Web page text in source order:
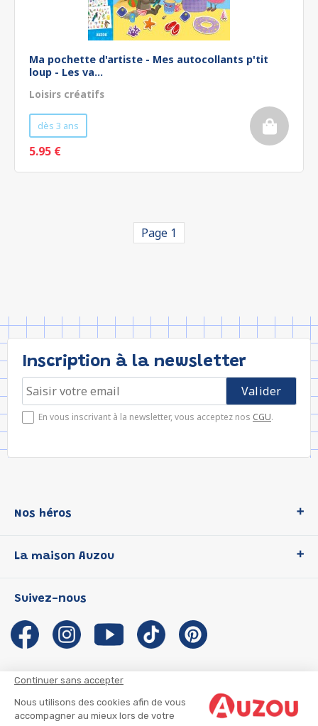
Continuer sans accepter
Nous utilisons des cookies afin de vous
accompagner au mieux lors de votre
Ma pochette d'artiste - Mes autocollants p'tit
loup - Les va...
Loisirs créatifs
dès 3 ans
5.95 €
Page 1
Inscription à la newsletter
En vous inscrivant à la newsletter, vous acceptez nos CGU.
Nos héros
P'tit Loup
Les Influenceuses
Migali
Petite Taupe
La maison Auzou
Notre histoire
Auzou s'engage
Auteurs et illustrateurs Auzou
Suivre mon colis
Suivez-nous
CGU